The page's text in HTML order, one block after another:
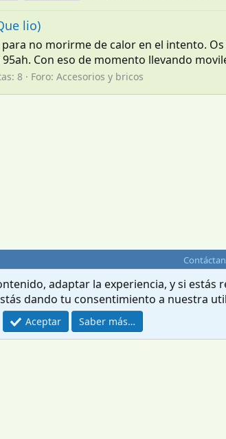
lio)
no morirme de calor en el intento.
Con eso de momento llevando
8 Foro: Accesorios y bricos
adaptar la experiencia, y si estás
dando tu consentimiento a nuestra
Aceptar Saber más…